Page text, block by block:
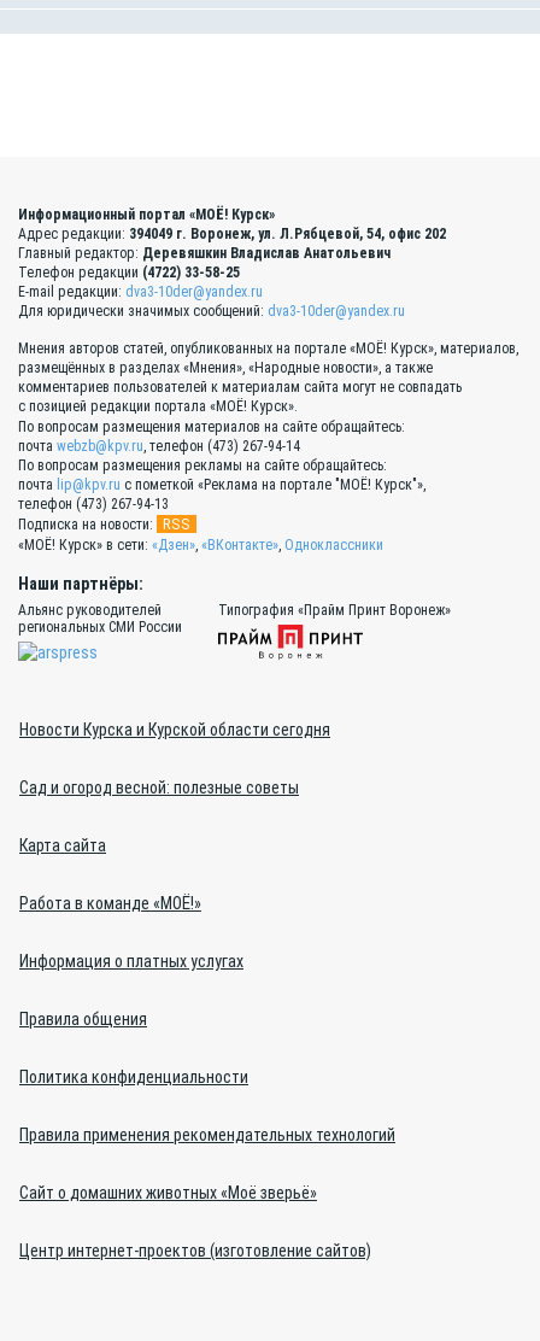
Информационный портал «МОЁ! Курск»
Адрес редакции: 394049 г. Воронеж, ул. Л.Рябцевой, 54, офис 202
Главный редактор: Деревяшкин Владислав Анатольевич
Телефон редакции (4722) 33-58-25
E-mail редакции: dva3-10der@yandex.ru
Для юридически значимых сообщений: dva3-10der@yandex.ru
Мнения авторов статей, опубликованных на портале «МОЁ! Курск», материалов,
размещённых в разделах «Мнения», «Народные новости», а также
комментариев пользователей к материалам сайта могут не совпадать
с позицией редакции портала «МОЁ! Курск».
По вопросам размещения материалов на сайте обращайтесь:
почта webzb@kpv.ru, телефон (473) 267-94-14
По вопросам размещения рекламы на сайте обращайтесь:
почта lip@kpv.ru с пометкой «Реклама на портале "МОЁ! Курск"»,
телефон (473) 267-94-13
Подписка на новости:
RSS
«МОЁ! Курск» в сети: «Дзен», «ВКонтакте», Одноклассники
Наши партнёры:
Альянс руководителей
региональных СМИ России
Типография «Прайм Принт Воронеж»
Новости Курска и Курской области сегодня
Сад и огород весной: полезные советы
Карта сайта
Работа в команде «МОЁ!»
Информация о платных услугах
Правила общения
Политика конфиденциальности
Правила применения рекомендательных технологий
Сайт о домашних животных «Моё зверьё»
Центр интернет-проектов (изготовление сайтов)